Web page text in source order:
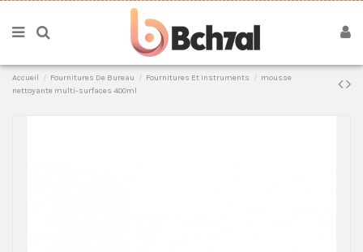
Accueil Fournitures De Bureau Fournitures Et Instruments
mousse
nettoyante multi-surfaces 400ml